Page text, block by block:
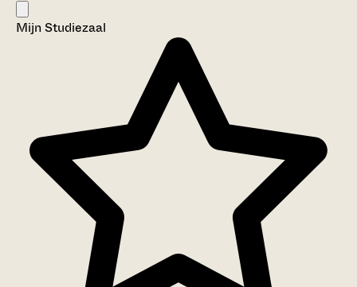
Mijn Studiezaal